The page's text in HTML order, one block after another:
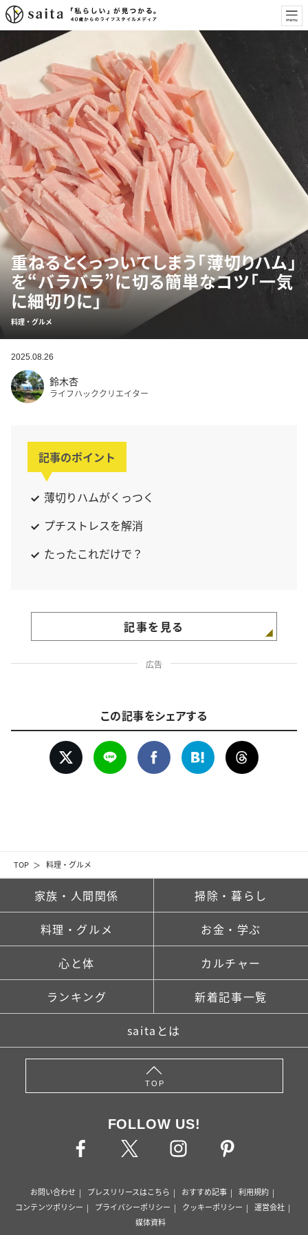
TOP 料理・グルメ
重ねるとくっついてしまう「薄切りハム」
を“バラバラ”に切る簡単なコツ「一気
に細切りに」
料理・グルメ
2025.08.26
鈴木杏
ライフハッククリエイター
記事のポイント
薄切りハムがくっつく
プチストレスを解消
たったこれだけで？
記事を見る
広告
この記事をシェアする
家族・人間関係 掃除・暮らし
料理・グルメ お金・学ぶ
心と体 カルチャー
ランキング 新着記事一覧
saitaとは
TOP
FOLLOW US!
お問い合わせ プレスリリースはこちら おすすめ記事
利用規約
コンテンツポリシー
プライバシーポリシー クッキーポリシー
運営会社
媒体資料